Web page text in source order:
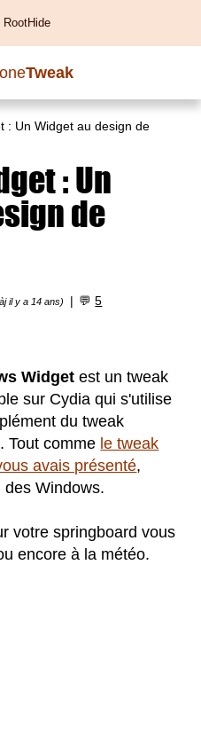
RootHide
Tweak
: Un Widget au design de
: Un
de
il y a 14 ans) 💬5
Widget est un tweak
sur Cydia qui s'utilise
du tweak
Tout comme le tweak
avais présenté,
Windows.
votre springboard vous
encore à la météo.